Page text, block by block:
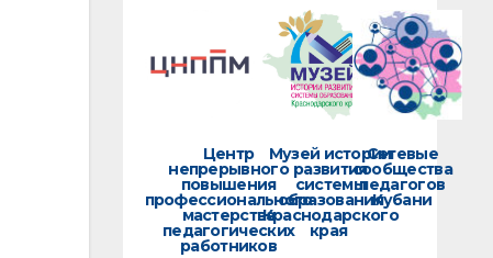
Центр
непрерывного
повышения
профессионального
мастерства
педагогических
работников
Музей истории
развития
системы
образования
Краснодарского
края
Сетевые
сообщества
педагогов
Кубани